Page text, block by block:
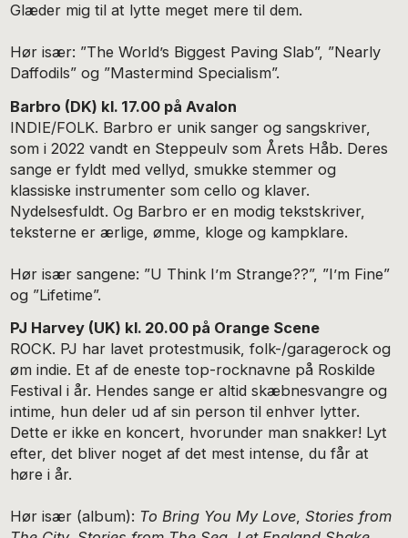
Glæder mig til at lytte meget mere til dem.
Hør især: ”The World’s Biggest Paving Slab”, ”Nearly
Daffodils” og ”Mastermind Specialism”.
Barbro (DK) kl. 17.00 på Avalon
INDIE/FOLK. Barbro er unik sanger og sangskriver,
som i 2022 vandt en Steppeulv som Årets Håb. Deres
sange er fyldt med vellyd, smukke stemmer og
klassiske instrumenter som cello og klaver.
Nydelsesfuldt. Og Barbro er en modig tekstskriver,
teksterne er ærlige, ømme, kloge og kampklare.
Hør især sangene: ”U Think I’m Strange??”, ”I’m Fine”
og ”Lifetime”.
PJ Harvey (UK) kl. 20.00 på Orange Scene
ROCK. PJ har lavet protestmusik, folk-/garagerock og
øm indie. Et af de eneste top-rocknavne på Roskilde
Festival i år. Hendes sange er altid skæbnesvangre og
intime, hun deler ud af sin person til enhver lytter.
Dette er ikke en koncert, hvorunder man snakker! Lyt
efter, det bliver noget af det mest intense, du får at
høre i år.
Hør især (album): To Bring You My Love,Stories from